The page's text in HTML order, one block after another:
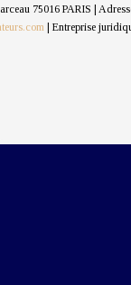
75016 PARIS |
| Entreprise